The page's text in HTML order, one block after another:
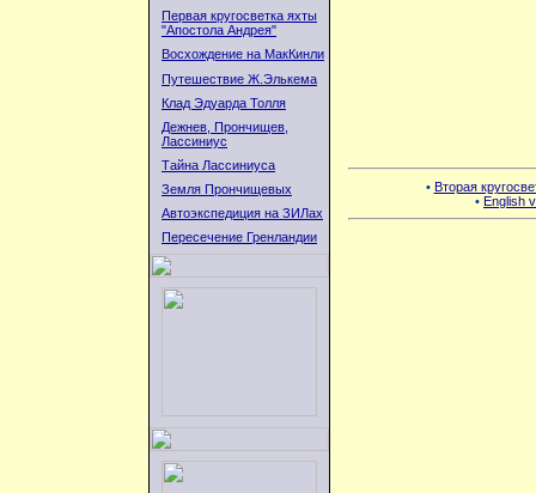
Первая кругосветка яхты
"Апостола Андрея"
Восхождение на МакКинли
Путешествие Ж.Элькема
Клад Эдуарда Толля
Дежнев, Прончищев,
Лассиниус
Тайна Лассиниуса
Земля Прончищевых
Автоэкспедиция на ЗИЛах
Пересечение Гренландии
• Вторая
• English